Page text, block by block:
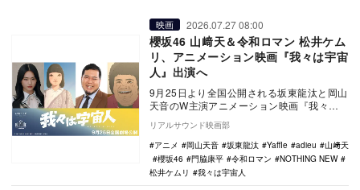
映画 2026.07.27 08:00
櫻坂46 山﨑天＆令和ロマン 松井ケム
リ、アニメーション映画『我々は宇宙
人』出演へ
9月25日より全国公開される坂東龍汰と岡山
天音のW主演アニメーション映画『我々は
宇宙人』の新キャストとして、山﨑天（櫻
坂46）と…
リアルサウンド映画部
アニメ
岡山天音 坂東龍汰 Yaffle adieu
山﨑天
櫻坂46
門脇康平 令和ロマン
NOTHING NEW
松井ケムリ
我々は宇宙人